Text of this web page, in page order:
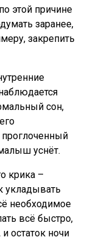
этой причине
заранее,
закрепить
сон,
проглоченный
уснёт.
крика –
укладывать
необходимое
всё быстро,
остаток ночи